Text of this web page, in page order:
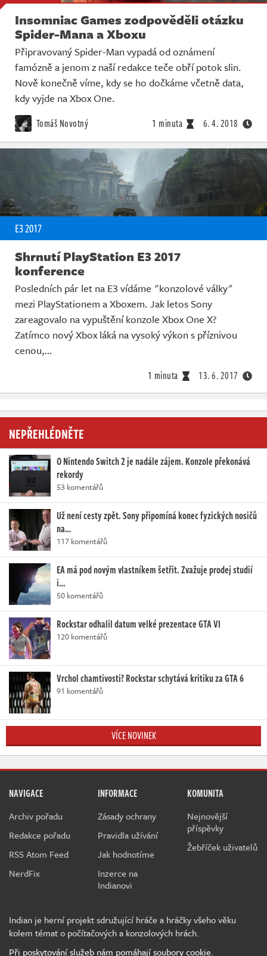
Insomniac Games zodpověděli otázku
Spider-Mana a Xboxu
Připravovaný Spider-Man vypadá od oznámení
famózně a jenom z naší redakce teče obří potok slin.
Nově konečně víme, kdy se ho dočkáme včetně data,
kdy vyjde na Xbox One.
Tomáš Novotný 1 minuta 6. 4. 2018
E3 2017
Shrnutí PlayStation E3 2017
konference
Posledních pár let na E3 vídáme "konzolové války"
mezi PlayStationem a Xboxem. Jak letos Sony
zareagovalo na vypuštění konzole Xbox One X?
Zatímco nový Xbox láká na vysoký výkon s příznivou
cenou,…
1 minuta 13. 6. 2017
NEPŘEHLÉDNĚTE
O Nintendo Switch 2 je nadále zájem. Konzole překonává
rekordy
53 komentářů
Už není cesty zpět. Sony připomíná konec fyzických nosičů
na…
117 komentářů
EA má pod novým vlastníkem šetřit. Zvažuje prodej studií
i…
50 komentářů
Rockstar odhalil datum velké prezentace GTA VI
120 komentářů
Vrchol chamtivosti? Rockstar schytává kritiku za GTA 6
91 komentářů
VÍCE NOVINEK
NAVIGACE
Archiv pořadu
Redakce pořadu
RSS Atom Feed
NerdFix
INFORMACE
Zásady ochrany
Pravidla užívání
Jak hodnotíme
Inzerce na
Indianovi
KOMUNITA
Nejnovější
příspěvky
Žebříček uživatelů
Indian je herní projekt sdružující hráče a hráčky všeho věku
kolem témat o počítačových a konzolových hrách.
Při poskytování služeb nám pomáhají soubory cookie.